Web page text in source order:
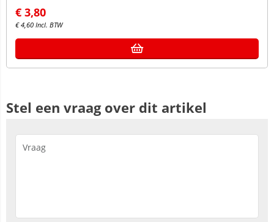
€ 3,80
€4,60 Incl. BTW
Stel een vraag over dit artikel